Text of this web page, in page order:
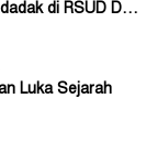
di RSUD Dok
Luka Sejarah